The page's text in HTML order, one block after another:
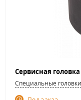
Специальные головки